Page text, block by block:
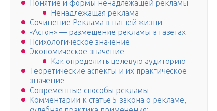
Понятие и формы ненадлежащей рекламы
Ненадлежащая реклама
Сочинение Реклама в нашей жизни
«Астон» — размещение рекламы в газетах
Психологическое значение
Экономическое значение
Как определить целевую аудиторию
Теоретические аспекты и их практическое
значение
Современные способы рекламы
Комментарии к статье 5 закона о рекламе,